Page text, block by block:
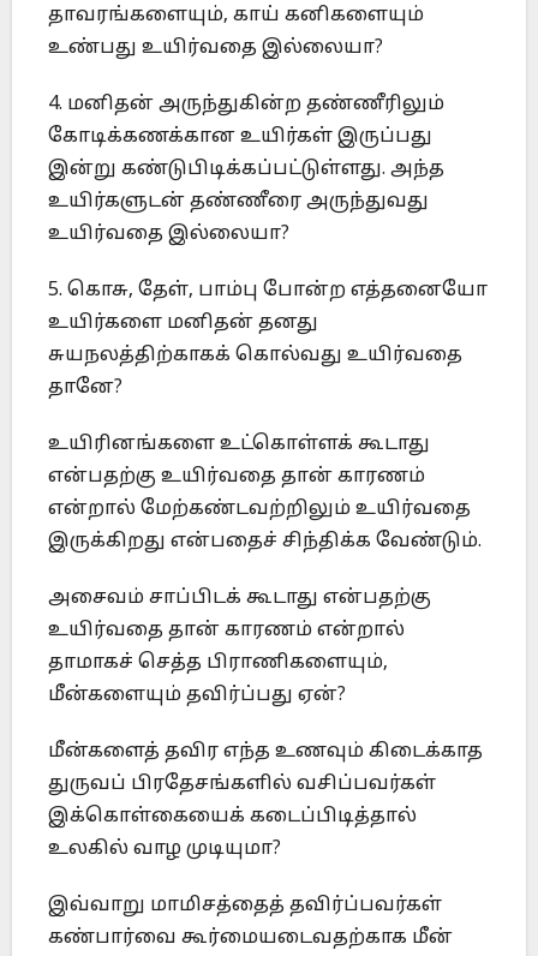
தாவரங்களையும், காய் கனிகளையும்
உண்பது உயிர்வதை இல்லையா?
4. மனிதன் அருந்துகின்ற தண்ணீரிலும்
கோடிக்கணக்கான உயிர்கள் இருப்பது
இன்று கண்டுபிடிக்கப்பட்டுள்ளது. அந்த
உயிர்களுடன் தண்ணீரை அருந்துவது
உயிர்வதை இல்லையா?
5. கொசு, தேள், பாம்பு போன்ற எத்தனையோ
உயிர்களை மனிதன் தனது
சுயநலத்திற்காகக் கொல்வது உயிர்வதை
தானே?
உயிரினங்களை உட்கொள்ளக் கூடாது
என்பதற்கு உயிர்வதை தான் காரணம்
என்றால் மேற்கண்டவற்றிலும் உயிர்வதை
இருக்கிறது என்பதைச் சிந்திக்க வேண்டும்.
அசைவம் சாப்பிடக் கூடாது என்பதற்கு
உயிர்வதை தான் காரணம் என்றால்
தாமாகச் செத்த பிராணிகளையும்,
மீன்களையும் தவிர்ப்பது ஏன்?
மீன்களைத் தவிர எந்த உணவும் கிடைக்காத
துருவப் பிரதேசங்களில் வசிப்பவர்கள்
இக்கொள்கையைக் கடைப்பிடித்தால்
உலகில் வாழ முடியுமா?
இவ்வாறு மாமிசத்தைத் தவிர்ப்பவர்கள்
கண்பார்வை கூர்மையடைவதற்காக மீன்